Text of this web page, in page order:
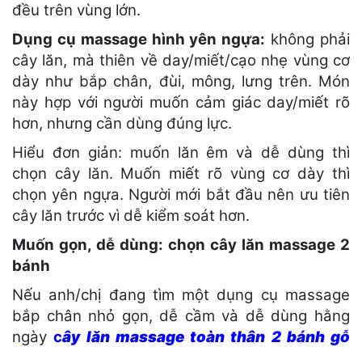
đều trên vùng lớn.
Dụng cụ massage hình yên ngựa: không phải
cây lăn, mà thiên về day/miết/cạo nhẹ vùng cơ
dày như bắp chân, đùi, mông, lưng trên. Món
này hợp với người muốn cảm giác day/miết rõ
hơn, nhưng cần dùng đúng lực.
Hiểu đơn giản: muốn lăn êm và dễ dùng thì
chọn cây lăn. Muốn miết rõ vùng cơ dày thì
chọn yên ngựa. Người mới bắt đầu nên ưu tiên
cây lăn trước vì dễ kiểm soát hơn.
Muốn gọn, dễ dùng: chọn cây lăn massage 2
bánh
Nếu anh/chị đang tìm một dụng cụ massage
bắp chân nhỏ gọn, dễ cầm và dễ dùng hằng
ngàycây lăn massage toàn thân 2 bánh gỗ